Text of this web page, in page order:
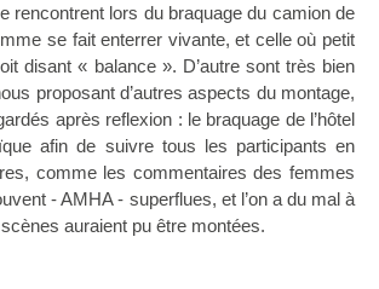
rencontrent lors du braquage du camion de
se fait enterrer vivante, et celle où petit
disant « balance ». D’autre sont très bien
proposant d’autres aspects du montage,
après reflexion : le braquage de l’hôtel
afin de suivre tous les participants en
comme les commentaires des femmes
- AMHA - superflues, et l’on a du mal à
auraient pu être montées.